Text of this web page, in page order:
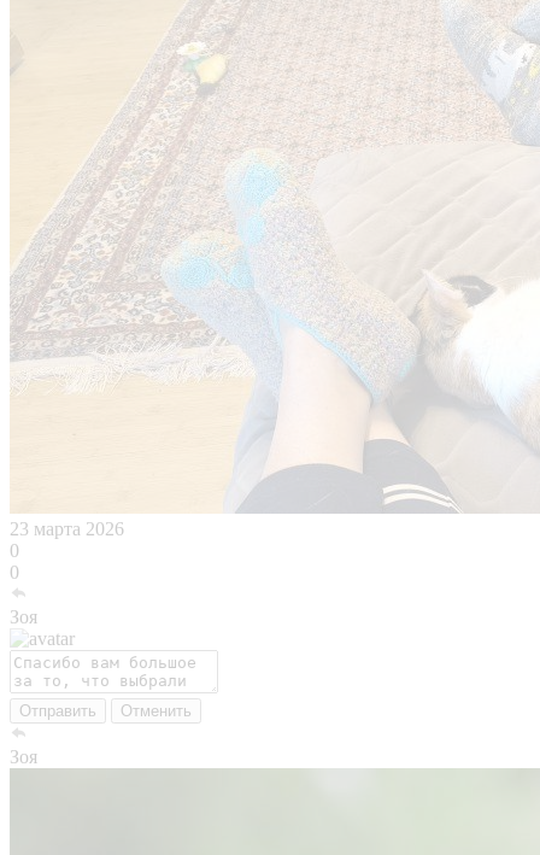
23 марта 2026
0
0
Зоя
Отправить Отменить
Зоя